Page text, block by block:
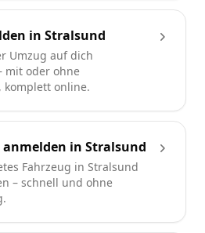
in Stralsund
Umzug auf dich
mit oder ohne
komplett online.
in Stralsund
Fahrzeug in Stralsund
– schnell und ohne